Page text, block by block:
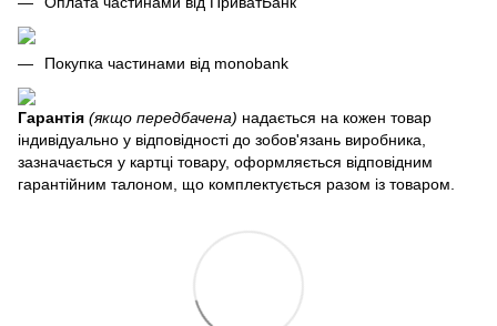
Покупка частинами від monobank
Гарантія (якщо передбачена) надається на кожен товар
індивідуально у відповідності до зобов'язань виробника,
зазначається у картці товару, оформляється відповідним
гарантійним талоном, що комплектується разом із товаром.